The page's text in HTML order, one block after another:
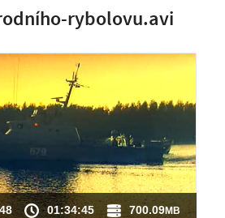
rybolovu.avi
NÁHLED VIDEA
NENÍ K DISPOZICI
01:34:45 700.09MB